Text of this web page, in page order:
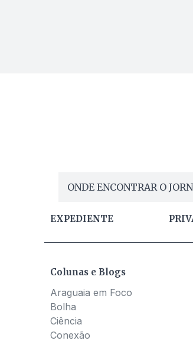
ONDE ENCONTRAR O
EXPEDIENTE
Colunas e Blogs
Araguaia em Foco
Bolha
Ciência
Conexão